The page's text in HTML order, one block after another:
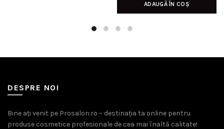
ADAUGĂ ÎN COȘ
DESPRE NOI
Bine ați venit pe Prosalon.ro – destinația ta online pentru
produse cosmetice profesionale de cea mai înaltă calitate!